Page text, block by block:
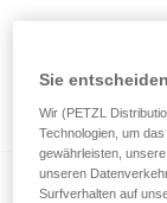
Sie
Wir (PETZL
Technologien, um
gewährleisten,
unseren
Surfverhalten auf